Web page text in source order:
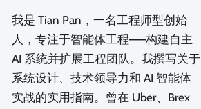
我是 Tian Pan，一名工程师型创始
人，专注于智能体工程——构建自主
AI 系统并扩展工程团队。我撰写关于
系统设计、技术领导力和 AI 智能体
实战的实用指南。曾在 Uber、Brex